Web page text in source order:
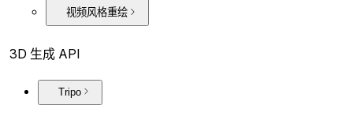
视频风格重绘
3D 生成 API
Tripo